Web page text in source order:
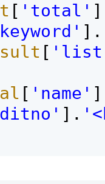
[ 'total'
].
[
[ 'name'
].